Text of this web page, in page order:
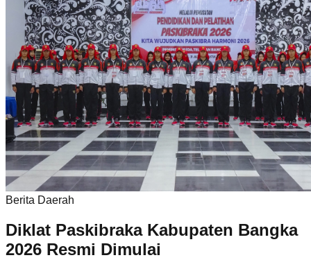
Berita Daerah
Diklat Paskibraka Kabupaten Bangka
2026 Resmi Dimulai